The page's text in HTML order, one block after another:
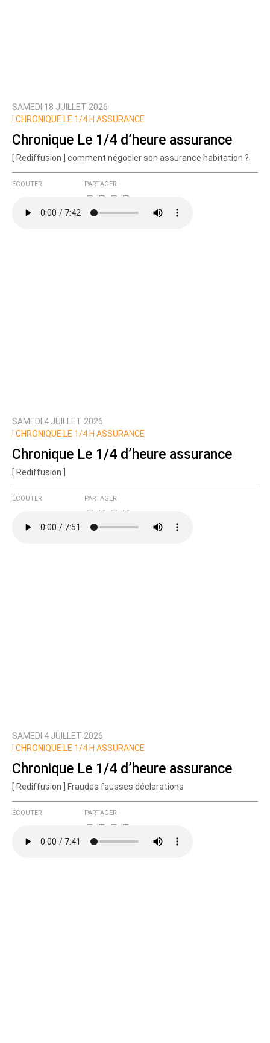
SAMEDI 18 JUILLET 2026
CHRONIQUE LE 1/4 H ASSURANCE
Chronique Le 1/4 d’heure assurance
[ Rediffusion ] comment négocier son assurance habitation ?
ÉCOUTER PARTAGER
SAMEDI 4 JUILLET 2026
CHRONIQUE LE 1/4 H ASSURANCE
Chronique Le 1/4 d’heure assurance
[ Rediffusion ]
ÉCOUTER PARTAGER
SAMEDI 4 JUILLET 2026
CHRONIQUE LE 1/4 H ASSURANCE
Chronique Le 1/4 d’heure assurance
[ Rediffusion ] Fraudes fausses déclarations
ÉCOUTER PARTAGER